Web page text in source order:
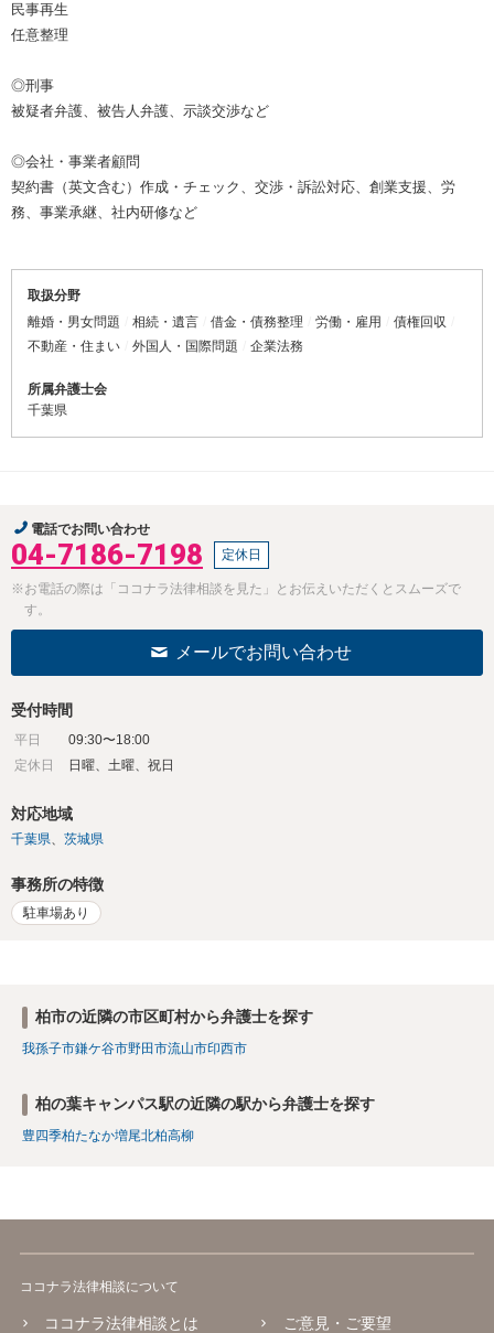
民事再生
任意整理
◎刑事
被疑者弁護、被告人弁護、示談交渉など
◎会社・事業者顧問
契約書（英文含む）作成・チェック、交渉・訴訟対応、創業支援、労
務、事業承継、社内研修など
取扱分野
離婚・男女問題
相続・遺言 借金・債務整理 労働・雇用
債権回収
不動産・住まい
外国人・国際問題 企業法務
所属弁護士会
千葉県
電話でお問い合わせ
04-7186-7198 定休日
※お電話の際は「ココナラ法律相談を見た」とお伝えいただくとスムーズで
す。
メールでお問い合わせ
受付時間
平日
09:30〜18:00
定休日
日曜、土曜、祝日
対応地域
千葉県 茨城県
事務所の特徴
駐車場あり
柏市の近隣の市区町村から弁護士を探す
我孫子市鎌ケ谷市野田市流山市印西市
柏の葉キャンパス駅の近隣の駅から弁護士を探す
豊四季柏たなか増尾北柏高柳
ココナラ法律相談について
ココナラ法律相談とは ご意見・ご要望